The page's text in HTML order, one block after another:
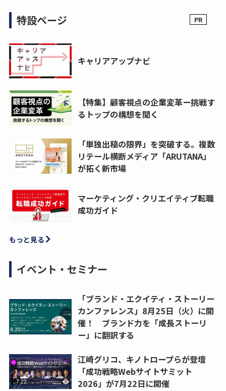
特設ページ
キャリアアップナビ
【特集】顧客視点の企業変革ー挑戦す
るトップの構想を聞く
「単独出稿の限界」を突破する。複数
リテール横断メディア「ARUTANA」
が拓く新市場
マーケティング・クリエイティブ転職
成功ガイド
もっと見る
イベント・セミナー
「ブランド・エクイティ・ストーリー
カンファレンス」8月25日（火）に開
催！ ブランド力を「成長ストーリ
ー」に翻訳する
江崎グリコ、キノトロープらが登壇
「成功戦略Webサイトサミット
2026」が7月22日に開催